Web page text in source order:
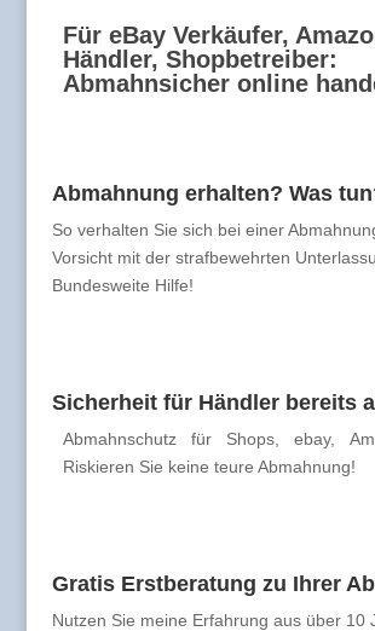
Für eBay Verkäufer,
Händler, Shopbetreiber:
Abmahnsicher online
Abmahnung erhalten? Was
So verhalten Sie sich bei einer
Vorsicht mit der strafbewehrten
Bundesweite Hilfe!
Sicherheit für Händler bereits
Abmahnschutz für Shops, ebay,
Riskieren Sie keine teure Abmahnung!
Gratis Erstberatung zu Ihrer
Nutzen Sie meine Erfahrung aus über 10